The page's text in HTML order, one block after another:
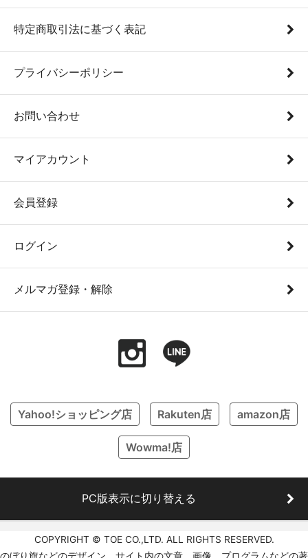
特定商取引法に基づく表記
プライバシーポリシー
お問い合わせ
マイアカウント
会員登録
ログイン
メルマガ登録・解除
Yahoo!ショッピング店 Rakuten店 amazon店
Wowma!店
PC版表示に切り替える
COPYRIGHT © TOE CO.,LTD. ALL RIGHTS RESERVED.
のぼり旗などのデザイン、サイト内の文章、画像、プログラムなどの著